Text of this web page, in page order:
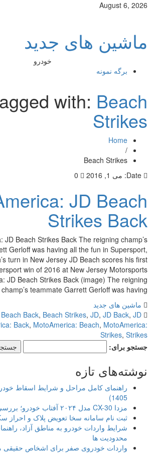
August 6, 2026
ماشین های جدید
خودرو
برگه نمونه
with:Beach
Strikes
Home
/
Beach Strikes
Date: می 1, 2016 0
JD Beach
Strikes Back
JD Beach Strikes Back The reigning champ’s
Gerloff was having all the fun in Supersport,
turn in New Jersey JD Beach scores his first
win of 2016 at New Jersey Motorsports
JD Beach Strikes Back (image) The reigning
champ’s teammate Garrett Gerloff was having […]
ماشین های جدید
,Beach Back,Beach Strikes,JD,JD Back,JD
Back,MotoAmerica: Beach,MotoAmerica:
Strikes,Strikes
جستجو برای:
نوشته‌های تازه
1405)
مزدا CX-30 مدل ۲۰۲۴ آفتاب خودرو؛ بررسی و مشخصات فنی
ثبت نام سامانه سخا تعویض پلاک و احراز
شرایط واردات خودرو به مناطق آزاد، راهنمای
محدودیت ها
واردات خودروی صفر برای اشخاص حقیقی